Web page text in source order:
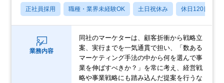
正社員採用 職種・業界未経験OK 土日祝休み 休日120日以上
業務内容
同社のマーケターは、顧客折衝から戦略立
案、実行までを一気通貫で担い、「数ある
マーケティング手法の中から何を選んで事
業を伸ばすべきか？」を常に考え、経営戦
略や事業戦略にも踏み込んだ提案を行うな